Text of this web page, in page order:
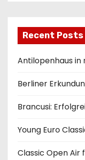
Recent Posts
Antilopenhaus in
Berliner
Brancusi:
Young Euro
Classic Open Air